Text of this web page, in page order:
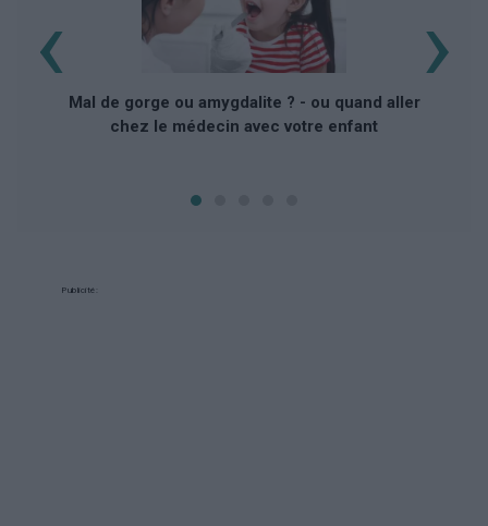
Mal de gorge ou amygdalite ? - ou quand aller
chez le médecin avec votre enfant
‹ ›
Publicité: